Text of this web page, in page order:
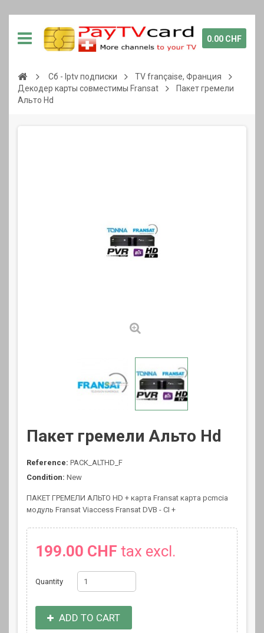
0.00 CHF
Сб - Iptv подписки
TV française, Франция
Декодер карты совместимы Fransat
Пакет гремели
Альто Hd
Пакет гремели Альто Hd
Reference: PACK_ALTHD_F
Condition: New
ПАКЕТ ГРЕМЕЛИ АЛЬТО HD + карта Fransat карта pcmcia
модуль Fransat Viaccess Fransat DVB - CI +
199.00 CHF tax excl.
Quantity
ADD TO CART